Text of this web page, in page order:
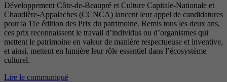
Développement Côte-de-Beaupré et Culture Capitale-Nationale et
Chaudière-Appalaches (CCNCA) lancent leur appel de candidatures
pour la 11e édition des Prix du patrimoine. Remis tous les deux ans,
ces prix reconnaissent le travail d’individus ou d’organismes qui
mettent le patrimoine en valeur de manière respectueuse et inventive,
et ainsi, mettent en lumière leur rôle essentiel dans l’écosystème
culturel.
Lire le communiqué